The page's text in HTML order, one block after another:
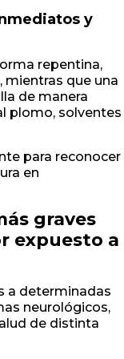
y
repentina,
mientras que una
de manera
plomo, solventes
para reconocer
en
graves
expuesto a
a determinadas
neurológicos,
de distinta